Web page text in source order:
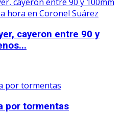
cayeron entre 90 y
por tormentas